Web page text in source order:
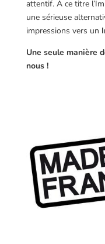
attentif. A ce titre
une sérieuse
impressions vers un
Une seule manière
nous !